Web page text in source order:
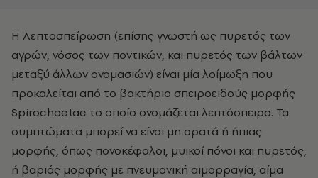
Η Λεπτοσπείρωση (επίσης γνωστή ως πυρετός των
αγρών, νόσος των ποντικών, και πυρετός των βάλτων
μεταξύ άλλων ονομασιών) είναι μία λοίμωξη που
προκαλείται από το βακτήριο σπειροειδούς μορφής
Spirochaetae το οποίο ονομάζεται λεπτόσπειρα. Τα
συμπτώματα μπορεί να είναι μη ορατά ή ήπιας
μορφής, όπως πονοκέφαλοι, μυικοί πόνοι και πυρετός,
ή βαριάς μορφής με πνευμονική αιμορραγία, αίμα